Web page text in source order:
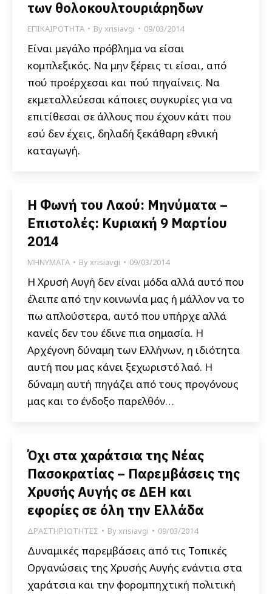
των θολοκουλτουριάρηδων
ΕΠΙΚΑΙΡΟΤΗΤΑ Byxrisiavgi 09/03/2014
Είναι μεγάλο πρόβλημα να είσαι
κομπλεξικός. Να μην ξέρεις τι είσαι, από
πού προέρχεσαι και πού πηγαίνεις. Να
εκμεταλλεύεσαι κάποιες συγκυρίες για να
επιτίθεσαι σε άλλους που έχουν κάτι που
εσύ δεν έχεις, δηλαδή ξεκάθαρη εθνική
καταγωγή.
Η Φωνή του Λαού: Μηνύματα –
Επιστολές: Κυριακή 9 Μαρτίου
2014
ΜΗΝΥΜΑΤΑ Byxrisiavgi 09/03/2014
Η Χρυσή Αυγή δεν είναι μόδα αλλά αυτό που
έλειπε από την κοινωνία μας ή μάλλον να το
πω απλούστερα, αυτό που υπήρχε αλλά
κανείς δεν του έδινε πια σημασία. Η
Αρχέγονη δύναμη των Ελλήνων, η ιδιότητα
αυτή που μας κάνει ξεχωριστό λαό. Η
δύναμη αυτή πηγάζει από τους προγόνους
μας και το ένδοξο παρελθόν…
Όχι στα χαράτσια της Νέας
Πασοκρατίας – Παρεμβάσεις της
Χρυσής Αυγής σε ΔΕΗ και
εφορίες σε όλη την Ελλάδα
ΔΡΑΣΤΗΡΙΟΤΗΤΕΣ Byxrisiavgi 09/03/2014
Δυναμικές παρεμβάσεις από τις Τοπικές
Οργανώσεις της Χρυσής Αυγής ενάντια στα
χαράτσια και την φορομπηχτική πολιτική